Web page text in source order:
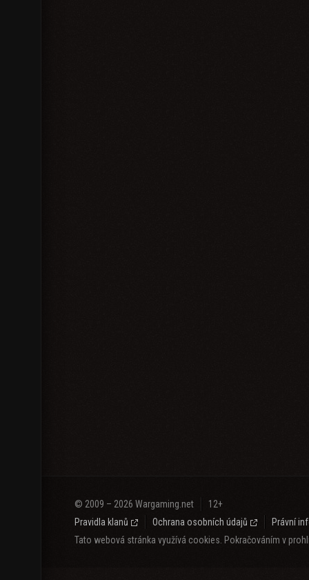
© 2009 – 2026 Wargaming.net
12+
Pravidla klanů
Ochrana osobních údajů
Právní
Tato webová stránka využívá cookies. Pokračováním v